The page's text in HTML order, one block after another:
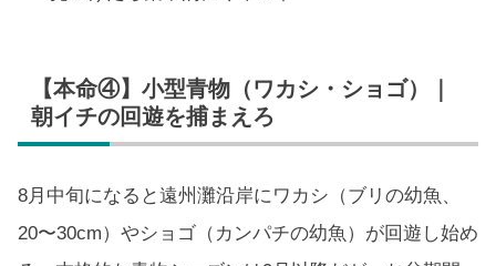
【本命④】小型青物（ワカシ・ショゴ）｜
朝イチの回遊を捕まえろ
8月中旬になると遠州灘沿岸にワカシ（ブリの幼魚、
20〜30cm）やショゴ（カンパチの幼魚）が回遊し始め